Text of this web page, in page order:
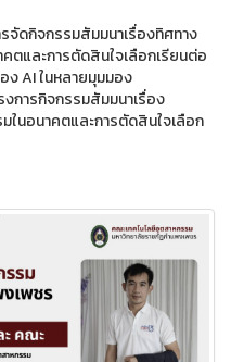
จัดกิจกรรมสัมมนาเรื่องทิศทาง
ตและการตัดสินใจเลือกเรียนต่อ
ง AI ในหลายมุมมอง
งการกิจกรรมสัมมนาเรื่อง
ในอนาคตและการตัดสินใจเลือก